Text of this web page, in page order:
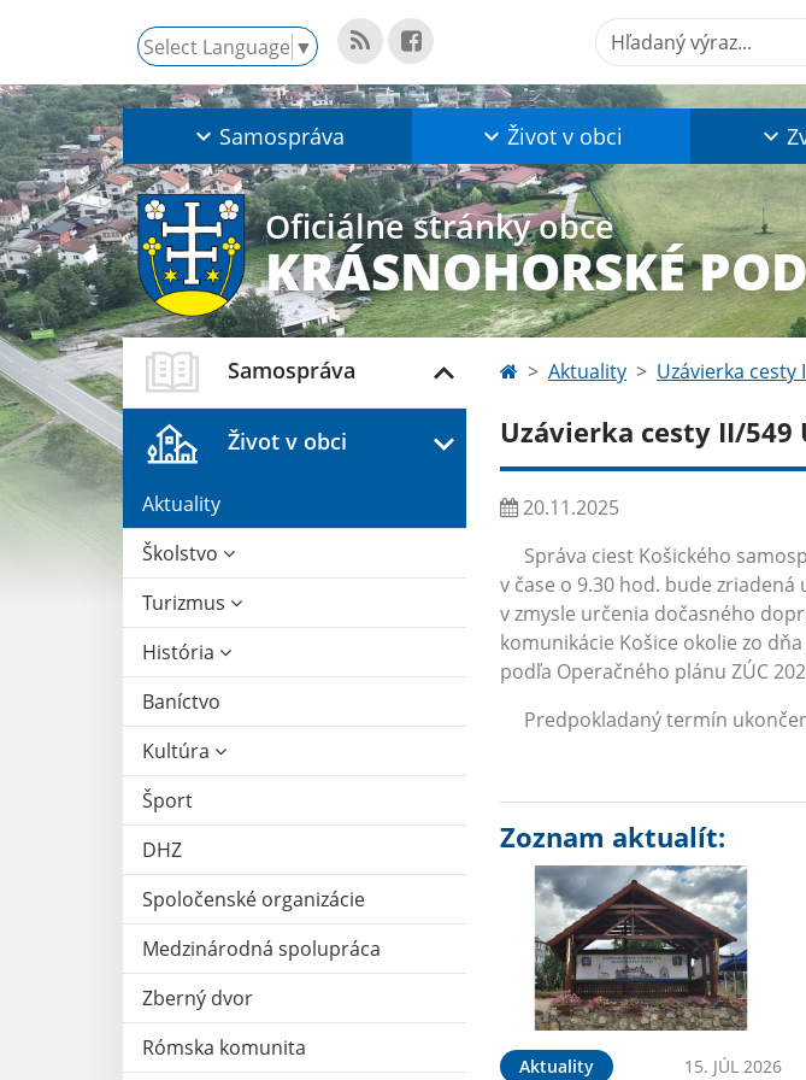
Select Language ▼
Hľadaný výraz...
Samospráva Život v obci
Oficiálne stránky obce
KRÁSNOHORSKÉ
Samospráva
Život v obci
Aktuality
Školstvo
Turizmus
História
Baníctvo
Kultúra
Šport
DHZ
Spoločenské organizácie
Medzinárodná spolupráca
Zberný dvor
Rómska komunita
Aktuality Uzávierka
Uzávierka cesty II/549
20.11.2025
Správa ciest Košického
v čase o 9.30 hod. bude
v zmysle určenia dočasného
komunikácie Košice okolie zo
podľa Operačného plánu ZÚC
Predpokladaný termín
Zoznam aktualít:
Aktuality 15. JÚL 2026